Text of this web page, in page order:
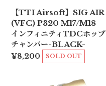
【TTI Airsoft】SIG AIR
(VFC) P320 M17/M18
インフィニティTDCホップ
チャンバー-BLACK-
¥8,200 SOLD OUT